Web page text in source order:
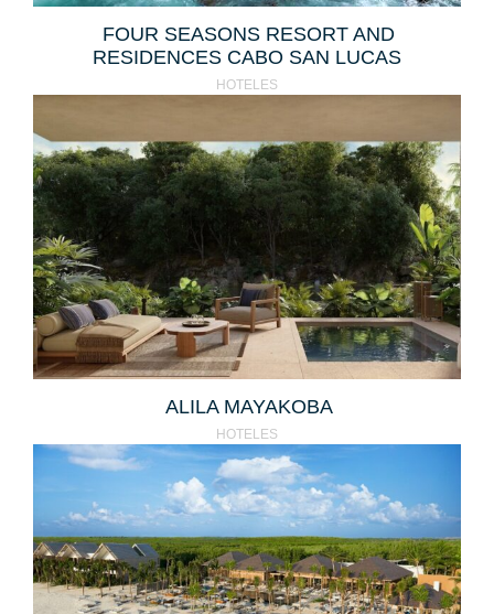
FOUR SEASONS RESORT AND
RESIDENCES CABO SAN LUCAS
HOTELES
ALILA MAYAKOBA
HOTELES